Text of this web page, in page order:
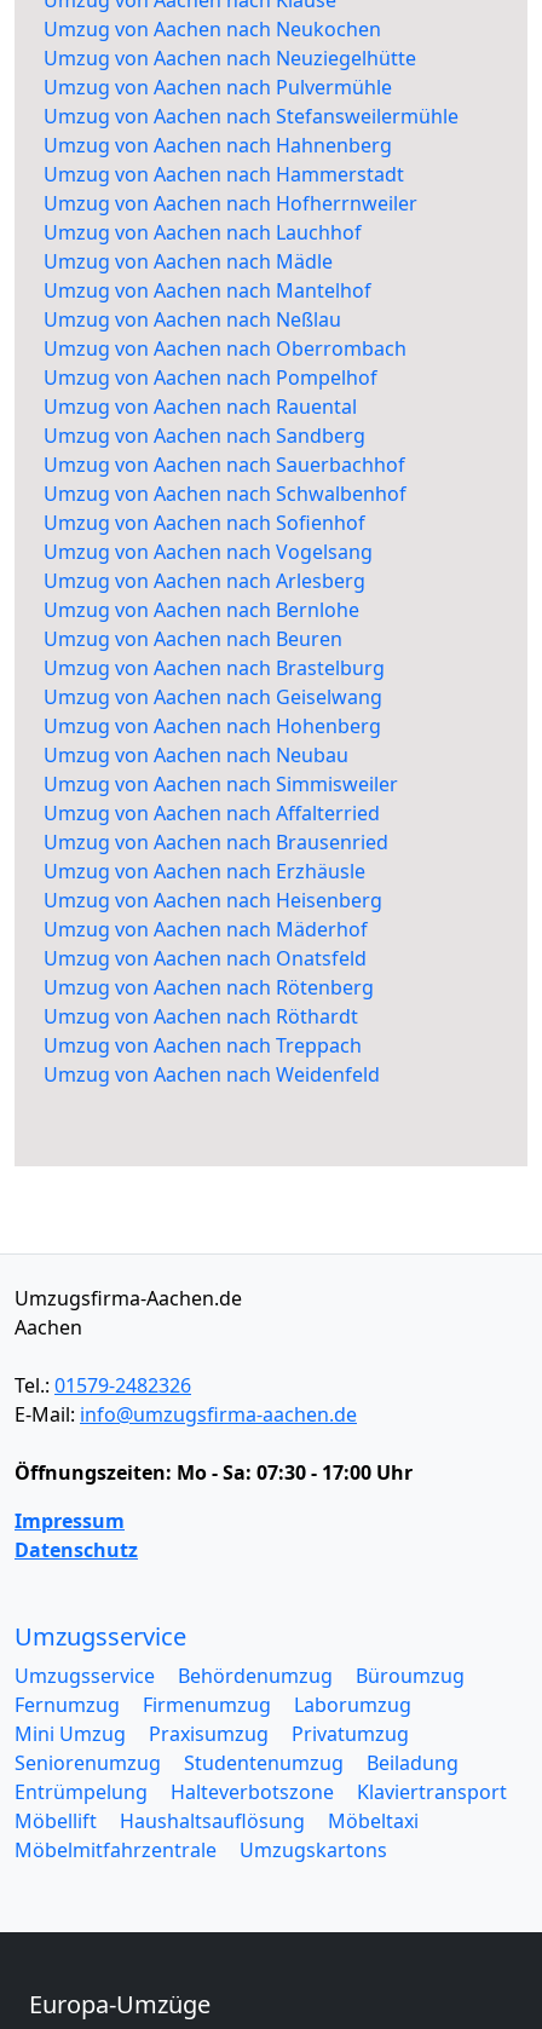
Umzug von Aachen nach Neukochen
Umzug von Aachen nach Neuziegelhütte
Umzug von Aachen nach Pulvermühle
Umzug von Aachen nach Stefansweilermühle
Umzug von Aachen nach Hahnenberg
Umzug von Aachen nach Hammerstadt
Umzug von Aachen nach Hofherrnweiler
Umzug von Aachen nach Lauchhof
Umzug von Aachen nach Mädle
Umzug von Aachen nach Mantelhof
Umzug von Aachen nach Neßlau
Umzug von Aachen nach Oberrombach
Umzug von Aachen nach Pompelhof
Umzug von Aachen nach Rauental
Umzug von Aachen nach Sandberg
Umzug von Aachen nach Sauerbachhof
Umzug von Aachen nach Schwalbenhof
Umzug von Aachen nach Sofienhof
Umzug von Aachen nach Vogelsang
Umzug von Aachen nach Arlesberg
Umzug von Aachen nach Bernlohe
Umzug von Aachen nach Beuren
Umzug von Aachen nach Brastelburg
Umzug von Aachen nach Geiselwang
Umzug von Aachen nach Hohenberg
Umzug von Aachen nach Neubau
Umzug von Aachen nach Simmisweiler
Umzug von Aachen nach Affalterried
Umzug von Aachen nach Brausenried
Umzug von Aachen nach Erzhäusle
Umzug von Aachen nach Heisenberg
Umzug von Aachen nach Mäderhof
Umzug von Aachen nach Onatsfeld
Umzug von Aachen nach Rötenberg
Umzug von Aachen nach Röthardt
Umzug von Aachen nach Treppach
Umzug von Aachen nach Weidenfeld
Umzugsfirma-Aachen.de
Aachen
Tel.: 01579-2482326
E-Mail: info@umzugsfirma-aachen.de
Öffnungszeiten: Mo - Sa: 07:30 - 17:00 Uhr
Impressum
Datenschutz
Umzugsservice
Umzugsservice Behördenumzug
Büroumzug
Fernumzug
Firmenumzug
Laborumzug
Mini Umzug
Praxisumzug
Privatumzug
Seniorenumzug
Studentenumzug
Beiladung
Entrümpelung
Halteverbotszone
Klaviertransport
Möbellift
Haushaltsauflösung
Möbeltaxi
Möbelmitfahrzentrale
Umzugskartons
Europa-Umzüge